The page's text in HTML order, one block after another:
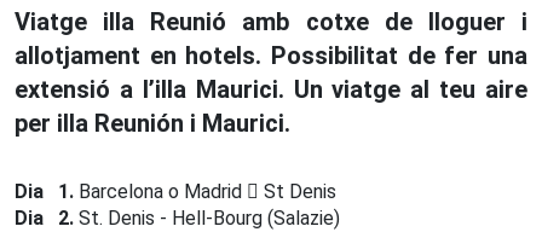
Viatge illa Reunió amb cotxe de lloguer i
allotjament en hotels. Possibilitat de fer una
extensió a l’illa Maurici. Un viatge al teu aire
per illa Reunión i Maurici.
Dia 1. Barcelona o Madrid
St Denis
Dia 2. St. Denis - Hell-Bourg (Salazie)